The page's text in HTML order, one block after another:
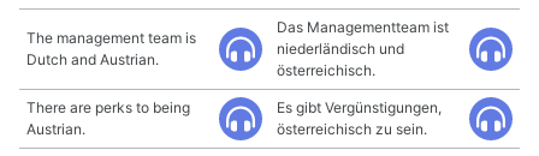
The management team is
Dutch and Austrian.
Das Managementteam ist
niederländisch und
österreichisch.
There are perks to being
Austrian.
Es gibt Vergünstigungen,
österreichisch zu sein.